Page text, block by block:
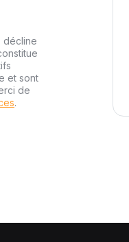
décline
et sont
de
.